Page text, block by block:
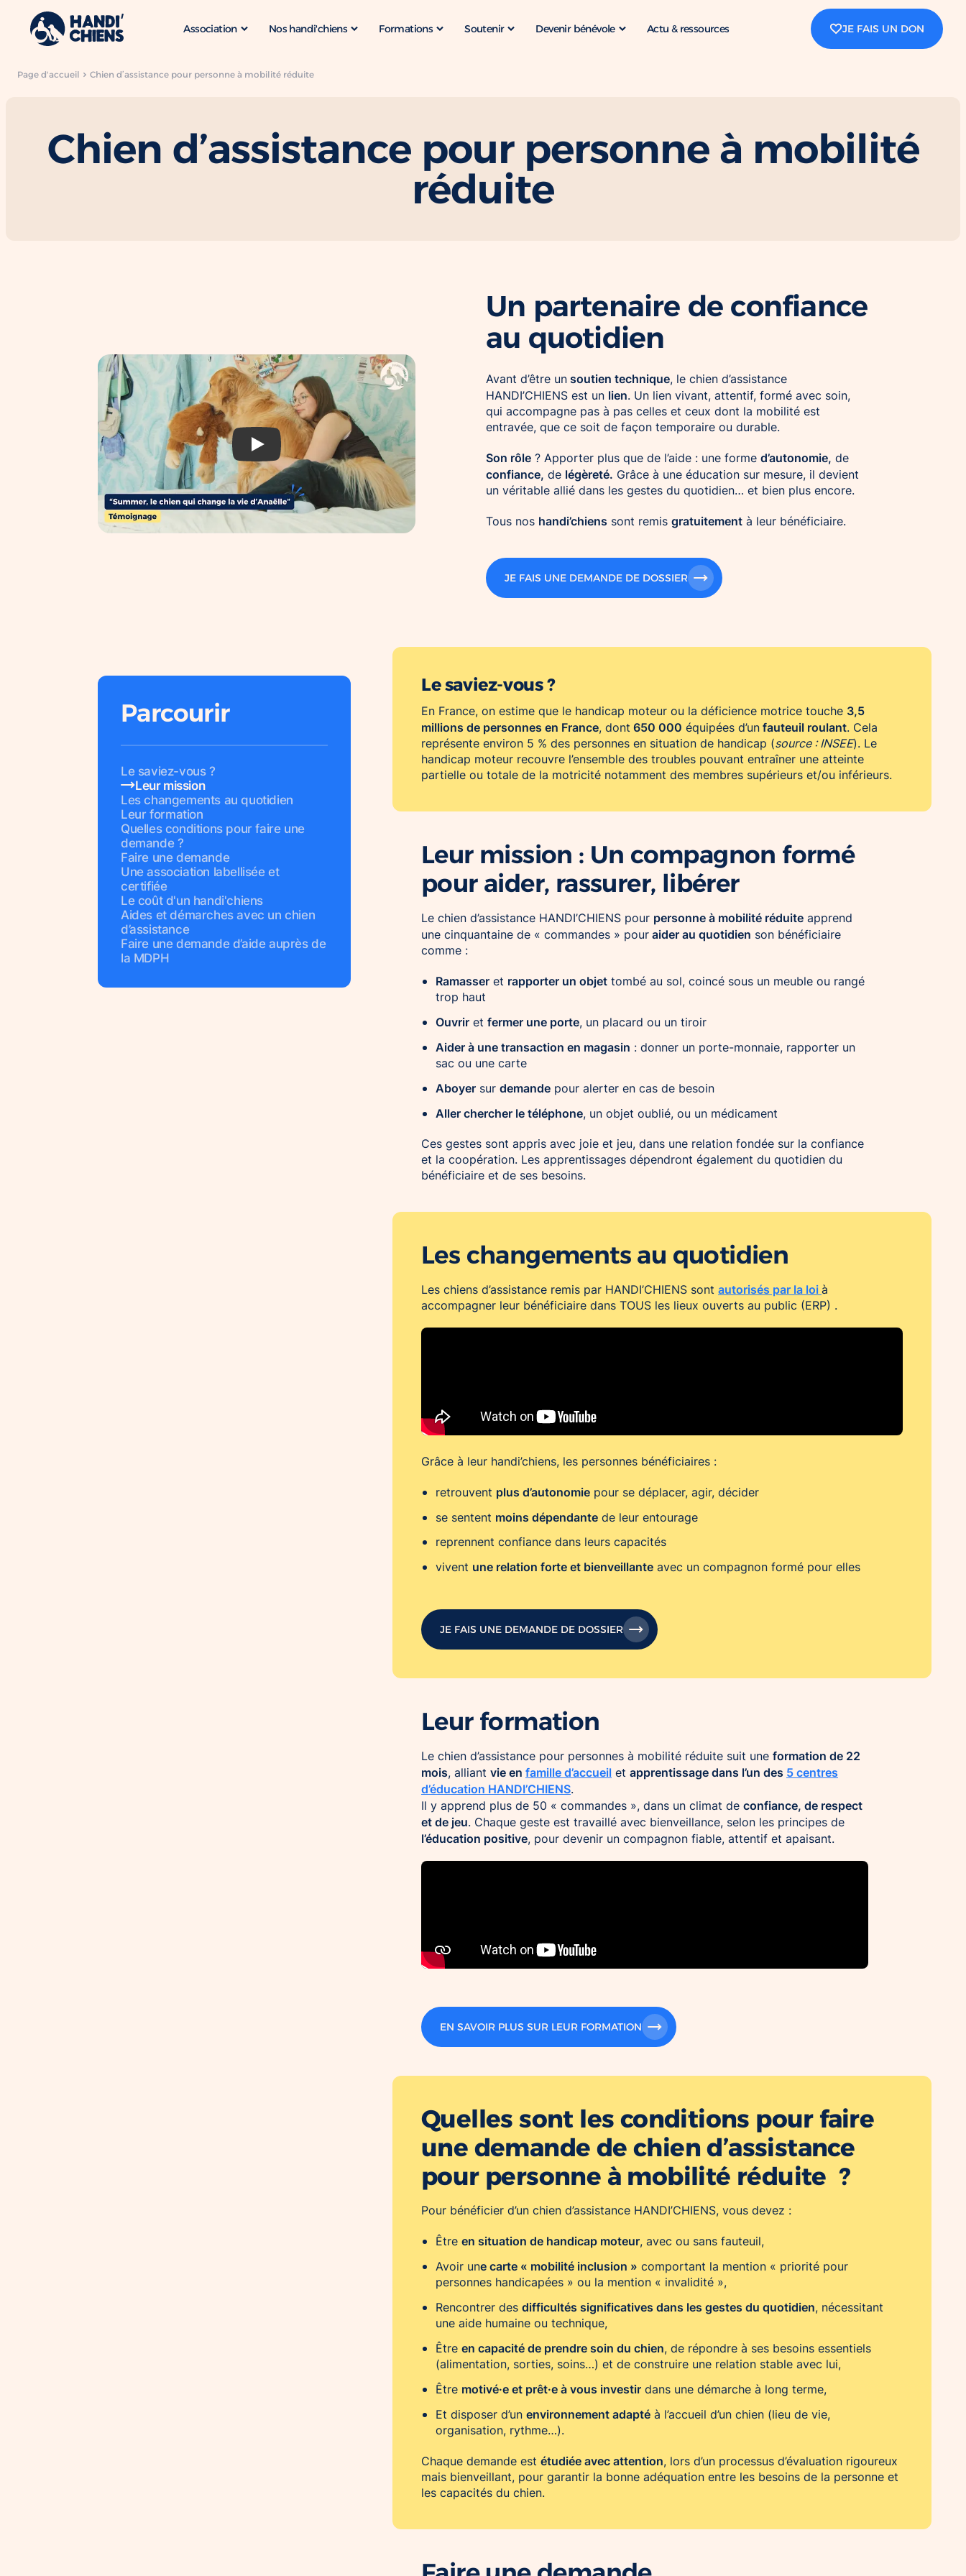
Association Nos handi'chiens Formations Soutenir Devenir bénévole Actu & ressources JE FAIS UN DON
Page d'accueil Chien d’assistance pour personne à mobilité réduite
Chien d’assistance pour personne à mobilité
réduite
a11y.youtube.playWithTitle
Un partenaire de confiance
au quotidien
Avant d’être unsoutien technique, le chien d’assistance
HANDI’CHIENS est un lien. Un lien vivant, attentif, formé avec soin,
qui accompagne pas à pas celles et ceux dont la mobilité est
entravée, que ce soit de façon temporaire ou durable.
Son rôle ? Apporter plus que de l’aide : une forme d’autonomie, de
confiance, de légèreté. Grâce à une éducation sur mesure, il devient
un véritable allié dans les gestes du quotidien… et bien plus encore.
Tous nos handi’chiens sont remis gratuitement à leur bénéficiaire.
JE FAIS UNE DEMANDE DE DOSSIER
Parcourir
Le saviez-vous ?
Leur mission
Les changements au quotidien
Leur formation
Quelles conditions pour faire une
demande ?
Faire une demande
Une association labellisée et
certifiée
Le coût d'un handi'chiens
Aides et démarches avec un chien
d’assistance
Faire une demande d’aide auprès de
la MDPH
Le saviez-vous ?
En France, on estime que le handicap moteur ou la déficience motrice touche 3,5
millions de personnes en France, dont 650 000 équipées d’unfauteuil roulant. Cela
représente environ 5 % des personnes en situation de handicap (source : INSEE). Le
handicap moteur recouvre l’ensemble des troubles pouvant entraîner une atteinte
partielle ou totale de la motricité notamment des membres supérieurs et/ou inférieurs.
Leur mission : Un compagnon formé
pour aider, rassurer, libérer
Le chien d’assistance HANDI’CHIENS pour personne à mobilité réduite apprend
une cinquantaine de « commandes » pouraider au quotidien son bénéficiaire
comme :
Ramasser et rapporter un objet tombé au sol, coincé sous un meuble ou rangé
trop haut
Ouvrir et fermer une porte, un placard ou un tiroir
Aider à une transaction en magasin : donner un porte-monnaie, rapporter un
sac ou une carte
Aboyer sur demande pour alerter en cas de besoin
Aller chercher le téléphone, un objet oublié, ou un médicament
Ces gestes sont appris avec joie et jeu, dans une relation fondée sur la confiance
et la coopération. Les apprentissages dépendront également du quotidien du
bénéficiaire et de ses besoins.
Les changements au quotidien
Les chiens d’assistance remis par HANDI’CHIENS sont autorisés par la loià
accompagner leur bénéficiaire dans TOUS les lieux ouverts au public (ERP) .
Grâce à leur handi’chiens, les personnes bénéficiaires :
retrouvent plus d’autonomie pour se déplacer, agir, décider
se sentent moins dépendante de leur entourage
reprennent confiance dans leurs capacités
vivent une relation forte et bienveillante avec un compagnon formé pour elles
JE FAIS UNE DEMANDE DE DOSSIER
Leur formation
Le chien d’assistance pour personnes à mobilité réduite suit une formation de 22
mois, alliant vie en famille d’accueil et apprentissage dans l’un des 5 centres
d’éducation HANDI’CHIENS.
Il y apprend plus de 50 « commandes », dans un climat de confiance, de respect
et de jeu. Chaque geste est travaillé avec bienveillance, selon les principes de
l’éducation positive, pour devenir un compagnon fiable, attentif et apaisant.
EN SAVOIR PLUS SUR LEUR FORMATION
Quelles sont les conditions pour faire
une demande de chien d’assistance
pour personne à mobilité réduite ?
Pour bénéficier d’un chien d’assistance HANDI’CHIENS, vous devez :
Être en situation de handicap moteur, avec ou sans fauteuil,
Avoir une carte « mobilité inclusion » comportant la mention « priorité pour
personnes handicapées » ou la mention « invalidité »,
Rencontrer des difficultés significatives dans les gestes du quotidien, nécessitant
une aide humaine ou technique,
Être en capacité de prendre soin du chien, de répondre à ses besoins essentiels
(alimentation, sorties, soins…) et de construire une relation stable avec lui,
Être motivé·e et prêt·e à vous investir dans une démarche à long terme,
Et disposer d’un environnement adapté à l’accueil d’un chien (lieu de vie,
organisation, rythme…).
Chaque demande est étudiée avec attention, lors d’un processus d’évaluation rigoureux
mais bienveillant, pour garantir la bonne adéquation entre les besoins de la personne et
les capacités du chien.